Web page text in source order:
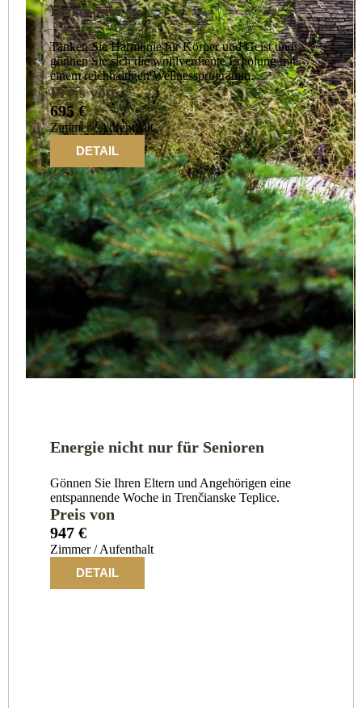
Harmonie
Tanken Sie Harmonie für Körper und Geist und
gönnen Sie sich die wohlverdiente Erholung mit
einem reichhaltigen Wellnessprogramm.
Preis von
695 €
Zimmer / Aufenthalt
DETAIL
Energie nicht nur für Senioren
Gönnen Sie Ihren Eltern und Angehörigen eine
entspannende Woche in Trenčianske Teplice.
Preis von
947 €
Zimmer / Aufenthalt
DETAIL